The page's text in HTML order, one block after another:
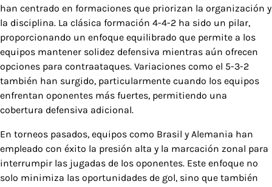
han centrado en formaciones que priorizan la organización y
la disciplina. La clásica formación 4-4-2 ha sido un pilar,
proporcionando un enfoque equilibrado que permite a los
equipos mantener solidez defensiva mientras aún ofrecen
opciones para contraataques. Variaciones como el 5-3-2
también han surgido, particularmente cuando los equipos
enfrentan oponentes más fuertes, permitiendo una
cobertura defensiva adicional.
En torneos pasados, equipos como Brasil y Alemania han
empleado con éxito la presión alta y la marcación zonal para
interrumpir las jugadas de los oponentes. Este enfoque no
solo minimiza las oportunidades de gol, sino que también